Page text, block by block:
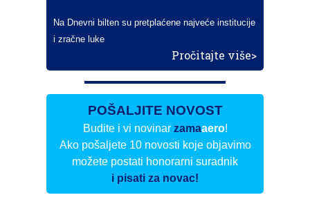
Na Dnevni bilten su pretplaćene najveće institucije
i zračne luke
Pročitajte više>
POŠALJITE NOVOST
Budite i vi novinar zamaaero!
Ako pošaljete 10 novosti koje objavimo
možete postati honorarni suradnik
i pisati za novac!